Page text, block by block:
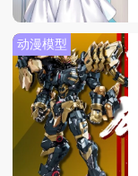
动漫模型